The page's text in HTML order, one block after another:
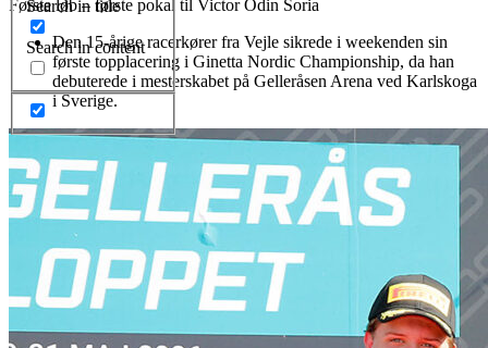
Search in title
Search in content
Første løb – første pokal til Victor Odin Soria
Den 15-årige racerkører fra Vejle sikrede i weekenden sin
første topplacering i Ginetta Nordic Championship, da han
debuterede i mesterskabet på Gelleråsen Arena ved Karlskoga
i Sverige.